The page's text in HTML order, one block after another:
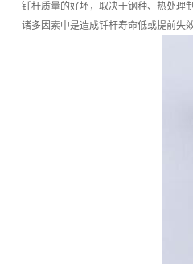
钎杆质量的好坏，取决于钢种、热处理
诸多因素中是造成钎杆寿命低或提前失